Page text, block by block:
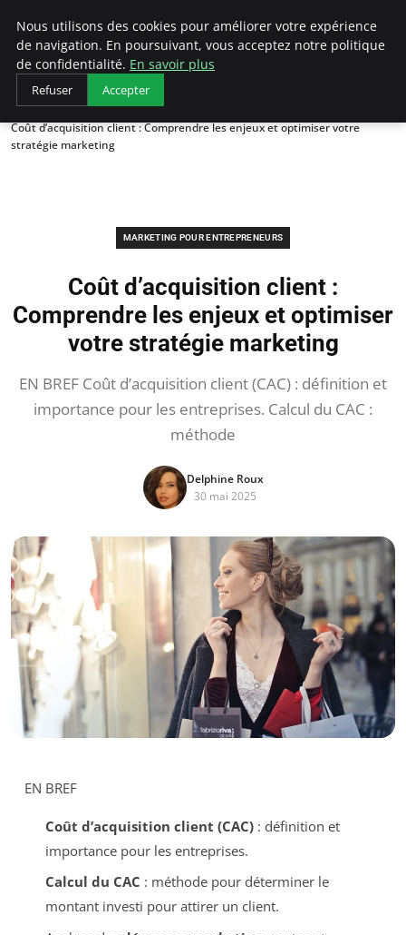
LECFCM
Accueil
Marketing pour entrepreneurs
Coût d’acquisition client : Comprendre les enjeux et optimiser votre
stratégie marketing
MARKETING POUR ENTREPRENEURS
Coût d’acquisition client :
Comprendre les enjeux et optimiser
votre stratégie marketing
EN BREF Coût d’acquisition client (CAC) : définition et
importance pour les entreprises. Calcul du CAC :
méthode
Delphine Roux
30 mai 2025
EN BREF
Coût d’acquisition client (CAC): définition et
importance pour les entreprises.
Calcul du CAC : méthode pour déterminer le
montant investi pour attirer un client.
Nous utilisons des cookies pour améliorer votre expérience
de navigation. En poursuivant, vous acceptez notre politique
de confidentialité. En savoir plus
Refuser Accepter